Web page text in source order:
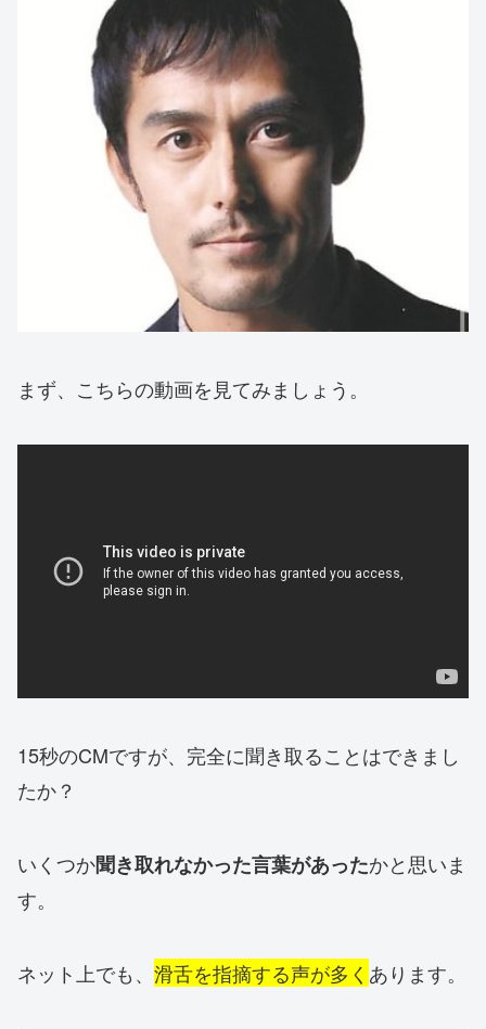
まず、こちらの動画を見てみましょう。
15秒のCMですが、完全に聞き取ることはできまし
たか？
いくつか聞き取れなかった言葉があったかと思いま
す。
ネット上でも、 滑舌を指摘する声が多く あります。